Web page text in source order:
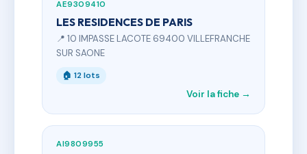
AE9309410
LES RESIDENCES DE PARIS
📍 10 IMPASSE LACOTE 69400 VILLEFRANCHE
SUR SAONE
🏠 12 lots
Voir la fiche →
AI9809955